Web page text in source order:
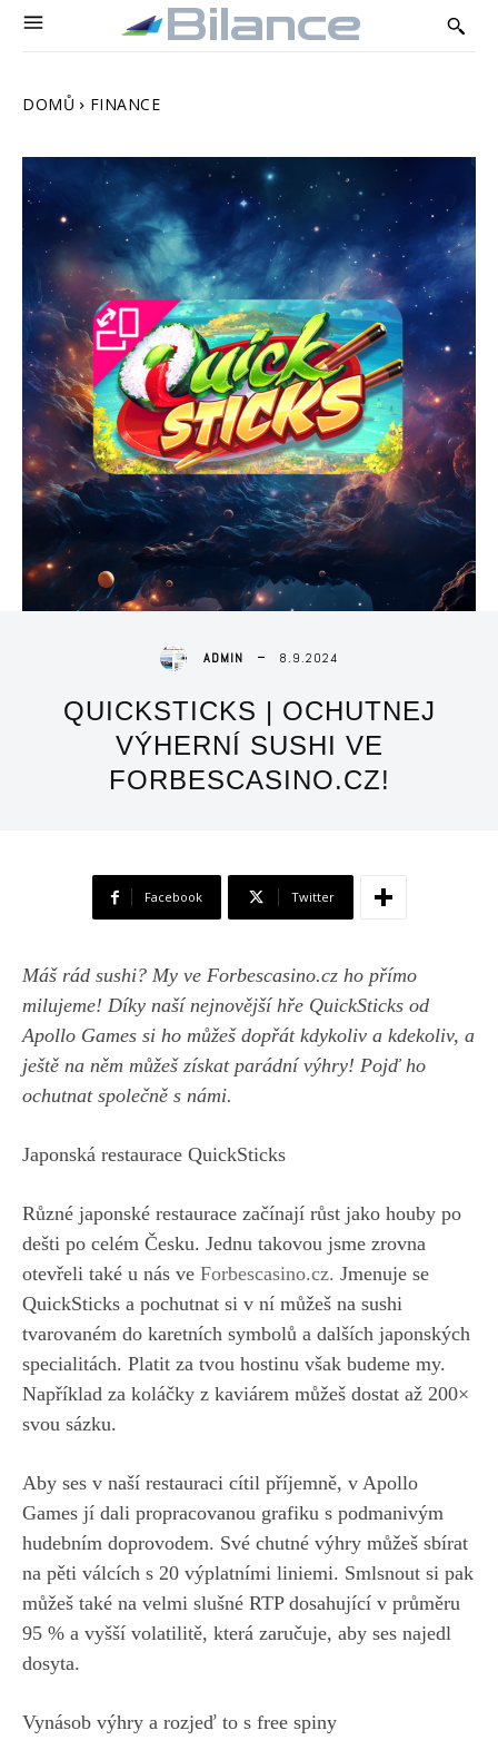
Bilance
DOMŮ FINANCE
ADMIN 8.9.2024
QUICKSTICKS | OCHUTNEJ
VÝHERNÍ SUSHI VE
FORBESCASINO.CZ!
Facebook Twitter
Máš rád sushi? My ve Forbescasino.cz ho přímo
milujeme! Díky naší nejnovější hře QuickSticks od
Apollo Games si ho můžeš dopřát kdykoliv a kdekoliv, a
ještě na něm můžeš získat parádní výhry! Pojď ho
ochutnat společně s námi.
Japonská restaurace QuickSticks
Různé japonské restaurace začínají růst jako houby po
dešti po celém Česku. Jednu takovou jsme zrovna
otevřeli také u nás ve Forbescasino.cz. Jmenuje se
QuickSticks a pochutnat si v ní můžeš na sushi
tvarovaném do karetních symbolů a dalších japonských
specialitách. Platit za tvou hostinu však budeme my.
Například za koláčky z kaviárem můžeš dostat až 200×
svou sázku.
Aby ses v naší restauraci cítil příjemně, v Apollo
Games jí dali propracovanou grafiku s podmanivým
hudebním doprovodem. Své chutné výhry můžeš sbírat
na pěti válcích s 20 výplatními liniemi. Smlsnout si pak
můžeš také na velmi slušné RTP dosahující v průměru
95 % a vyšší volatilitě, která zaručuje, aby ses najedl
dosyta.
Vynásob výhry a rozjeď to s free spiny